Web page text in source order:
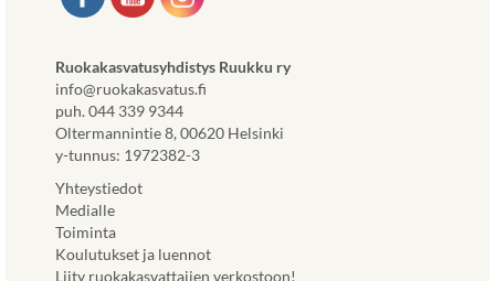
Ruokakasvatusyhdistys Ruukku ry
info@ruokakasvatus.fi
puh. 044 339 9344
Oltermannintie 8, 00620 Helsinki
y-tunnus: 1972382-3
Yhteystiedot
Medialle
Toiminta
Koulutukset ja luennot
Liity ruokakasvattajien verkostoon!